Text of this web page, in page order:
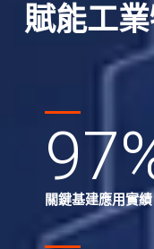
賦能工
97
關鍵基建應用實績